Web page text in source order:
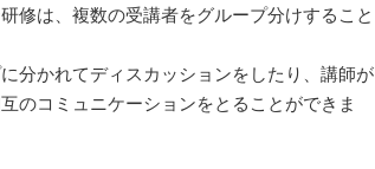
修は、複数の受講者をグループ分けすること
分かれてディスカッションをしたり、講師が
のコミュニケーションをとることができま